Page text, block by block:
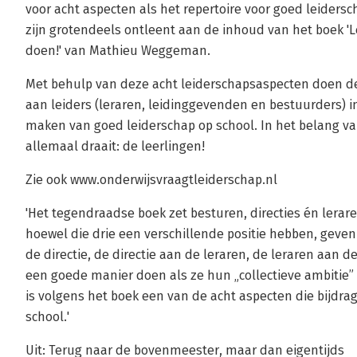
voor acht aspecten als het repertoire voor goed
zijn grotendeels ontleent aan de inhoud van het boek
doen!' van Mathieu Weggeman.
Met behulp van deze acht leiderschapsaspecten doen
aan leiders (leraren, leidinggevenden en bestuurders)
maken van goed leiderschap op school. In het belang
allemaal draait: de leerlingen!
Zie ook www.onderwijsvraagtleiderschap.nl
'Het tegendraadse boek zet besturen, directies én
hoewel die drie een verschillende positie hebben,
de directie, de directie aan de leraren, de leraren aan
een goede manier doen als ze hun „collectieve
is volgens het boek een van de acht aspecten die
school.'
Uit: Terug naar de bovenmeester, maar dan eigentijds